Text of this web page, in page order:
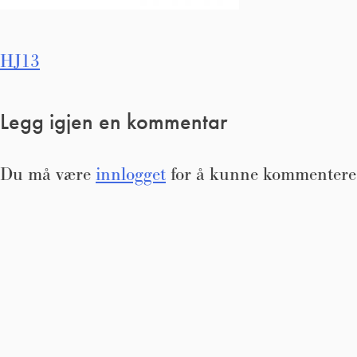
Innleggsnavigasjon
HJ13
Legg igjen en kommentar
Du må være innlogget for å kunne